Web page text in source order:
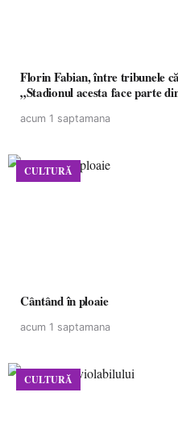
Florin Fabian, între tribunele
„Stadionul acesta face parte
acum 1 saptamana
CULTURĂ
Cântând în ploaie
acum 1 saptamana
CULTURĂ